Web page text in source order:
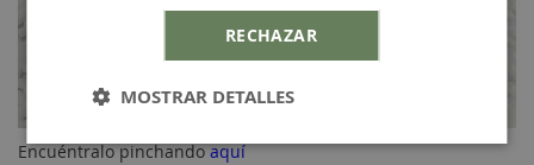
Encuéntralo pinchandoaquí
RECHAZAR
MOSTRAR DETALLES